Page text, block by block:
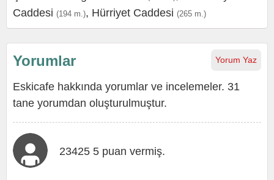
Caddesi (194 m.), Hürriyet Caddesi (265 m.)
Yorum Yaz
Yorumlar
Eskicafe hakkında yorumlar ve incelemeler. 31
tane yorumdan oluşturulmuştur.
23425 5 puan vermiş.